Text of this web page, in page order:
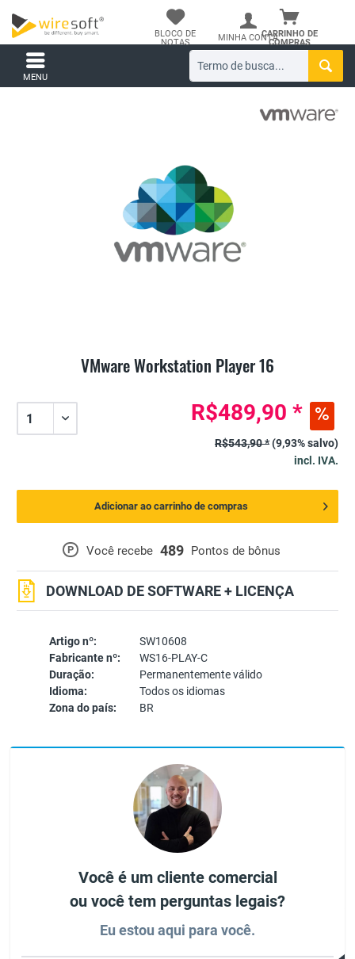
CARRINHO DE
COMPRAS
BLOCO DE
NOTAS
MINHA CONTA
MENU
VMware Workstation Player 16
Artigo nº:
SW10608
Fabricante nº:
WS16-PLAY-C
Duração:
Permanentemente válido
Idioma:
Todos os idiomas
Zona do país:
BR
P Você recebe 489 Pontos de bônus
DOWNLOAD DE SOFTWARE + LICENÇA
R$489,90 *
R$543,90 *(9,93% salvo)
incl. IVA.
Adicionar ao carrinho de compras
Você é um cliente comercial
ou você tem perguntas legais?
Eu estou aqui para você.